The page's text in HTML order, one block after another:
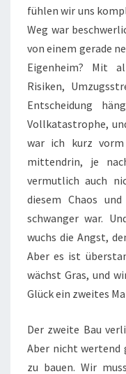
fühlen wir uns
Weg war
von einem gerade
Eigenheim? Mit
Risiken,
Entscheidung
Vollkatastrophe,
war ich kurz vorm
mittendrin, je
vermutlich auch
diesem Chaos
schwanger war.
wuchs die Angst,
Aber es ist
wächst Gras, und
Glück ein zweites
Der zweite Bau
Aber nicht wertend
zu bauen. Wir